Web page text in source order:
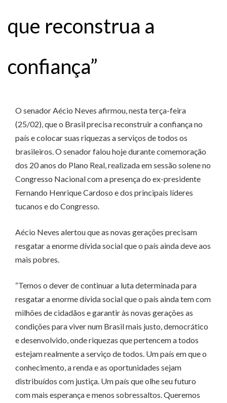
que reconstrua a
confiança”
O senador Aécio Neves afirmou, nesta terça-feira
(25/02), que o Brasil precisa reconstruir a confiança no
país e colocar suas riquezas a serviços de todos os
brasileiros. O senador falou hoje durante comemoração
dos 20 anos do Plano Real, realizada em sessão solene no
Congresso Nacional com a presença do ex-presidente
Fernando Henrique Cardoso e dos principais líderes
tucanos e do Congresso.
Aécio Neves alertou que as novas gerações precisam
resgatar a enorme dívida social que o país ainda deve aos
mais pobres.
“Temos o dever de continuar a luta determinada para
resgatar a enorme dívida social que o país ainda tem com
milhões de cidadãos e garantir às novas gerações as
condições para viver num Brasil mais justo, democrático
e desenvolvido, onde riquezas que pertencem a todos
estejam realmente a serviço de todos. Um país em que o
conhecimento, a renda e as oportunidades sejam
distribuídos com justiça. Um país que olhe seu futuro
com mais esperança e menos sobressaltos. Queremos